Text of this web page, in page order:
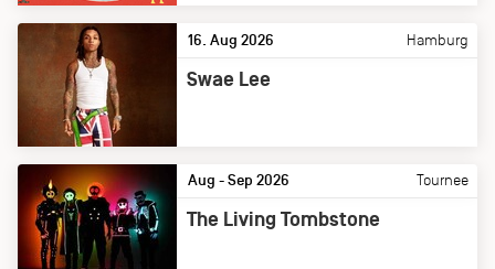
Hamburg
16. Aug 2026
Swae Lee
Tournee
Aug - Sep 2026
The Living Tombstone